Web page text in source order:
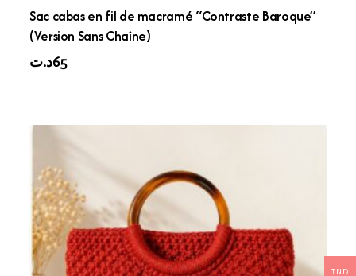
Sac cabas en fil de macramé “Contraste Baroque”
(Version Sans Chaîne)
65د.ت
TND